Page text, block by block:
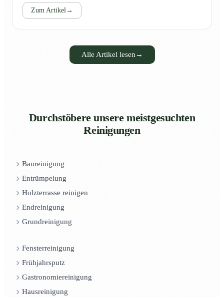
Zum Artikel→
Alle Artikel lesen →
Durchstöbere unsere meistgesuchten
Reinigungen
Baureinigung
Entrümpelung
Holzterrasse reinigen
Endreinigung
Grundreinigung
Fensterreinigung
Frühjahrsputz
Gastronomiereinigung
Hausreinigung